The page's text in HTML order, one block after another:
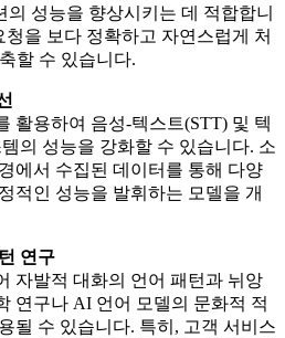
의 성능을 향상시키는 데 적합합니
청을 보다 정확하고 자연스럽게 처
할 수 있습니다.
활용하여 음성-텍스트(STT) 및 텍
의 성능을 강화할 수 있습니다. 소
에서 수집된 데이터를 통해 다양
적인 성능을 발휘하는 모델을 개
연구
자발적 대화의 언어 패턴과 뉘앙
연구나 AI 언어 모델의 문화적 적
될 수 있습니다. 특히, 고객 서비스